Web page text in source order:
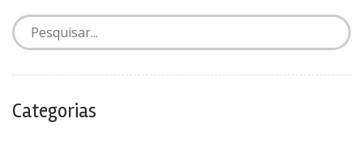
Categorias